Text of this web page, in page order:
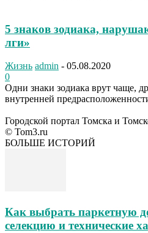
5 знаков зодиака,
лги»
Жизнь admin - 05.08.2020
0
Одни знаки зодиака врут чаще,
внутренней
Городской портал Томска и
© Tom3.ru
БОЛЬШЕ ИСТОРИЙ
Как выбрать паркетную
селекцию и технические